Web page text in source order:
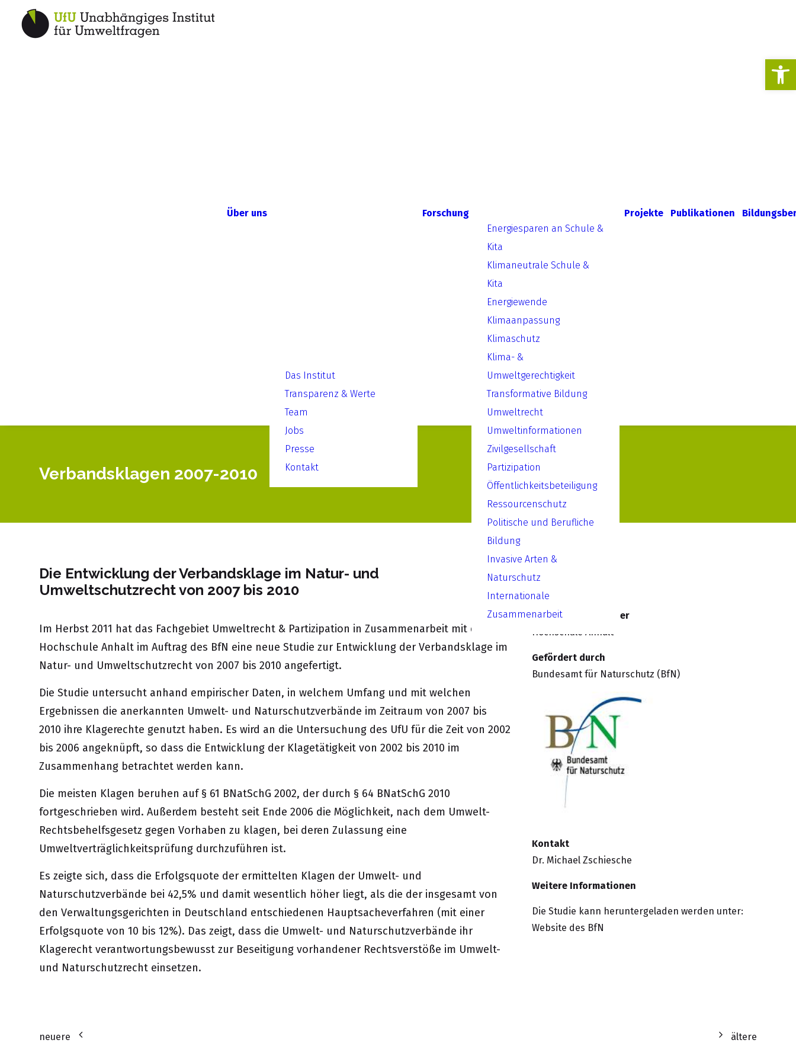
Über uns
Das Institut
Transparenz & Werte
Team
Jobs
Presse
Kontakt
Forschung
Energiesparen an Schule &
Kita
Klimaneutrale Schule &
Kita
Energiewende
Klimaanpassung
Klimaschutz
Klima- &
Umweltgerechtigkeit
Transformative Bildung
Umweltrecht
Umweltinformationen
Zivilgesellschaft
Partizipation
Öffentlichkeitsbeteiligung
Ressourcenschutz
Politische und Berufliche
Bildung
Invasive Arten &
Naturschutz
Internationale
Zusammenarbeit
Projekte Publikationen
Verbandsklagen 2007-2010
Die Entwicklung der Verbandsklage im Natur- und
Umweltschutzrecht von 2007 bis 2010
Im Herbst 2011 hat das Fachgebiet Umweltrecht & Partizipation in Zusammenarbeit mit der
Hochschule Anhalt im Auftrag des BfN eine neue Studie zur Entwicklung der Verbandsklage im
Natur- und Umweltschutzrecht von 2007 bis 2010 angefertigt.
Die Studie untersucht anhand empirischer Daten, in welchem Umfang und mit welchen
Ergebnissen die anerkannten Umwelt- und Naturschutzverbände im Zeitraum von 2007 bis
2010 ihre Klagerechte genutzt haben. Es wird an die Untersuchung des UfU für die Zeit von 2002
bis 2006 angeknüpft, so dass die Entwicklung der Klagetätigkeit von 2002 bis 2010 im
Zusammenhang betrachtet werden kann.
Die meisten Klagen beruhen auf § 61 BNatSchG 2002, der durch § 64 BNatSchG 2010
fortgeschrieben wird. Außerdem besteht seit Ende 2006 die Möglichkeit, nach dem Umwelt-
Rechtsbehelfsgesetz gegen Vorhaben zu klagen, bei deren Zulassung eine
Umweltverträglichkeitsprüfung durchzuführen ist.
Es zeigte sich, dass die Erfolgsquote der ermittelten Klagen der Umwelt- und
Naturschutzverbände bei 42,5% und damit wesentlich höher liegt, als die der insgesamt von
den Verwaltungsgerichten in Deutschland entschiedenen Hauptsacheverfahren (mit einer
Erfolgsquote von 10 bis 12%). Das zeigt, dass die Umwelt- und Naturschutzverbände ihr
Klagerecht verantwortungsbewusst zur Beseitigung vorhandener Rechtsverstöße im Umwelt-
und Naturschutzrecht einsetzen.
Laufzeit
01/2011 – 12/2011
Kooperationspartner
Hochschule Anhalt
Gefördert durch
Bundesamt für Naturschutz (BfN)
Kontakt
Dr. Michael Zschiesche
Weitere Informationen
Die Studie kann heruntergeladen werden unter:
Website des BfN
neuere ältere